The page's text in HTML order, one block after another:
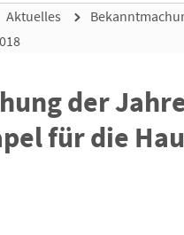
Aktuelles
der
für die